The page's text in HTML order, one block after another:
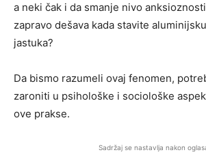
a neki čak i da smanje nivo
zapravo dešava kada stavite
jastuka?
Da bismo razumeli ovaj fenomen,
zaroniti u psihološke i sociološke
ove prakse.
Sadržaj se nastavlja nakon